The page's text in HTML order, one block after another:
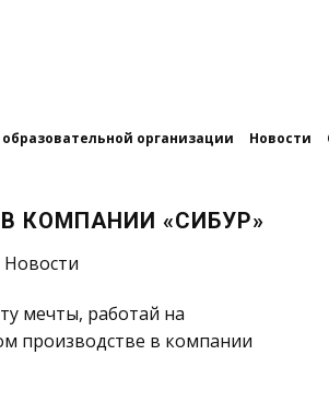
организации Новости
КОМПАНИИ «СИБУР»
Новости
мечты, работай на
производстве в компании